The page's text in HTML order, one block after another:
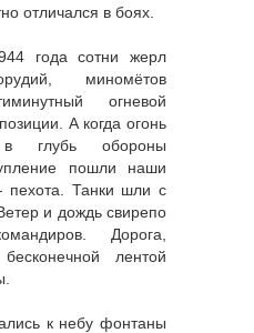
отличался в боях.
года сотни жерл
миномётов
огневой
А когда огонь
глубь обороны
пошли наши
пехота. Танки шли с
и дождь свирепо
Дорога,
лентой
к небу фонтаны